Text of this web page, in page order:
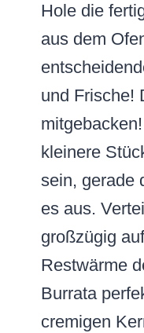
Hole die
aus dem
und Frische!
kleinere
sein, gerade
es aus.
großzügig
Restwärme
Burrata
cremigen